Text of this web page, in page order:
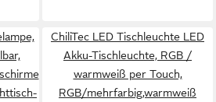
ChiliTec LED Tischleuchte LED
Akku-Tischleuchte, RGB /
warmweiß per Touch,
RGB/mehrfarbig,warmweiß